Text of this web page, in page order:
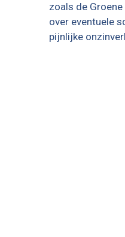
zoals de
over eventuele
pijnlijke